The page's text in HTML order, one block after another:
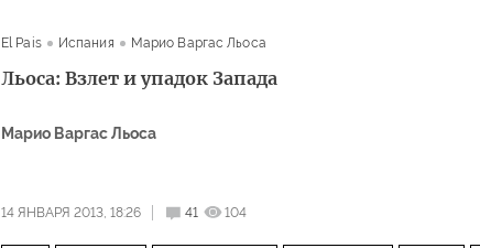
El Pais Испания Марио Варгас Льоса
Льоса: Взлет и упадок Запада
Марио Варгас Льоса
14 ЯНВАРЯ 2013, 18:26 41 104